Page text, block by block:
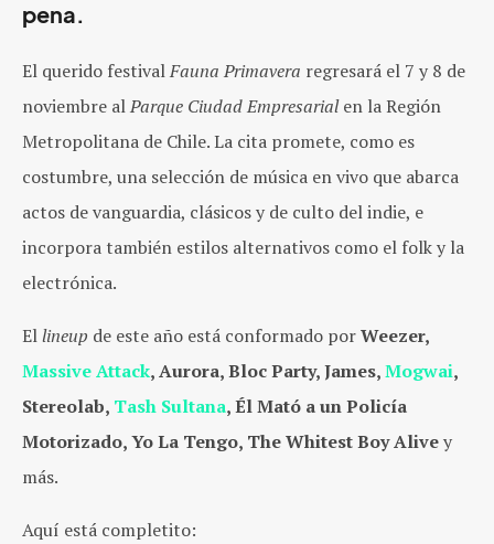
pena.
El querido festivalFauna Primavera regresará el 7 y 8 de
noviembre alParque Ciudad Empresarialen la Región
Metropolitana de Chile.La cita promete, como es
costumbre, una selección de música en vivo que abarca
actos de vanguardia, clásicos y de culto del indie, e
incorpora también estilos alternativos como el folk y la
electrónica.
Ellineup de este año está conformado porWeezer,
Massive Attack, Aurora, Bloc Party, James,Mogwai,
Stereolab, Tash Sultana, Él Mató a un Policía
Motorizado, Yo La Tengo, The Whitest Boy Alivey
más.
Aquí está completito: